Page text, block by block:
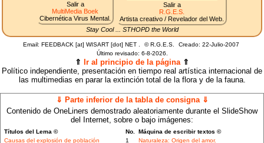
Salir a
MultiMedia Boek
Cibernética Virus Mental.
Salir a
R.G.E.S.
Artista creativo / Revelador del Web.
Stay Cool ... STHOPD the World
Email: FEEDBACK [at] WISART [dot] NET . ©R.G.E.S.
Creado: 22-Julio-2007
Último revisado: 6-8-2026.
⇑ Ir al principio de la página⇑
Político independiente, presentación en tiempo real artística internacional de
las multimedias en parar la extinción total de la flora y de la fauna.
⇓ Parte inferior de la tabla de consigna ⇓
Contenido de OneLiners demostrado aleatoriamente durante el SlideShow
del Internet, sobre o bajo imágenes:
Títulos del Lema © No. Máquina de escribir textos ©
Causas del explosión de población
1 Naturaleza: Origen del amor.